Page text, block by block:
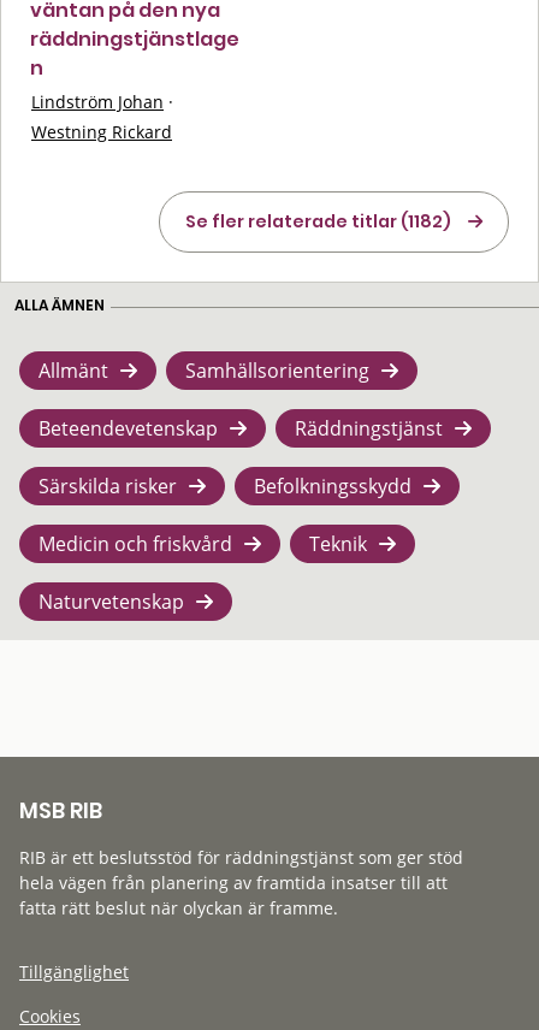
väntan på den nya
räddningstjänstlage
n
Lindström Johan ·
Westning Rickard
Se fler relaterade titlar (1182)
ALLA ÄMNEN
Allmänt Samhällsorientering
Beteendevetenskap Räddningstjänst
Särskilda risker Befolkningsskydd
Medicin och friskvård Teknik
Naturvetenskap
MSB RIB
RIB är ett beslutsstöd för räddningstjänst som ger stöd
hela vägen från planering av framtida insatser till att
fatta rätt beslut när olyckan är framme.
Tillgänglighet
Cookies